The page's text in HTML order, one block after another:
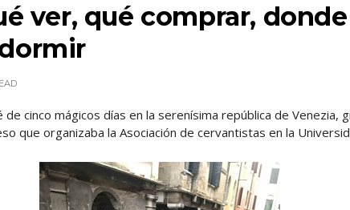
ver, qué comprar,
cinco mágicos días en la serenísima república de Venezia,
que organizaba la Asociación de cervantistas en la